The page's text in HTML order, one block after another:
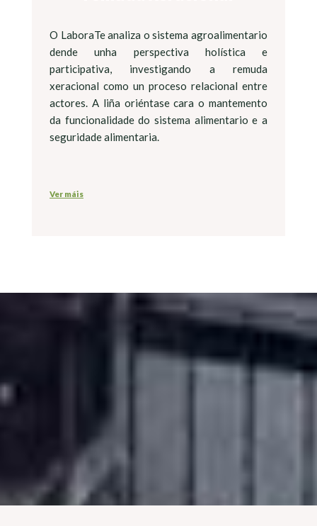
O LaboraTe analiza o sistema agroalimentario
dende unha perspectiva holística e
participativa, investigando a remuda
xeracional como un proceso relacional entre
actores. A liña oriéntase cara o mantemento
da funcionalidade do sistema alimentario e a
seguridade alimentaria.
Ver máis